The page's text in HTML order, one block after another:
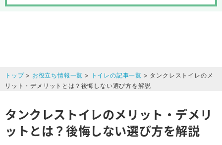
トップ> お役立ち情報一覧 > トイレの記事一覧 > タンクレストイレのメ
リット・デメリットとは？後悔しない選び方を解説
タンクレストイレのメリット・デメリ
ットとは？後悔しない選び方を解説